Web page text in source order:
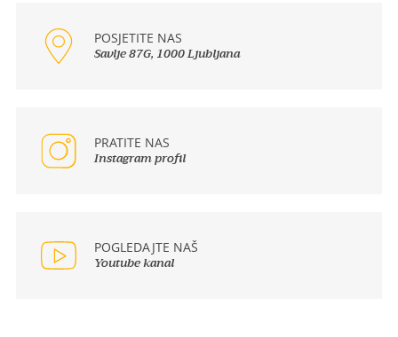
POSJETITE NAS
Savlje 87G, 1000 Ljubljana
PRATITE NAS
Instagram profil
POGLEDAJTE NAŠ
Youtube kanal